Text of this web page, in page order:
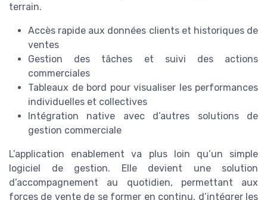
terrain.
Accès rapide aux données clients et historiques de
ventes
Gestion des tâches et suivi des actions
commerciales
Tableaux de bord pour visualiser les performances
individuelles et collectives
Intégration native avec d’autres solutions de
gestion commerciale
L’application enablement va plus loin qu’un simple
logiciel de gestion. Elle devient une solution
d’accompagnement au quotidien, permettant aux
forces de vente de se former en continu, d’intégrer les